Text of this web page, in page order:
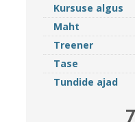
Kursuse algus
Maht
Treener
Tase
Tundide ajad